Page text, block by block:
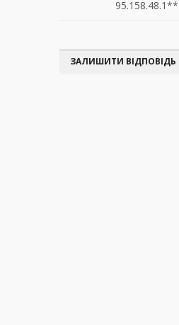
95.158.48.1**
ЗАЛИШИТИ ВІДПОВІДЬ